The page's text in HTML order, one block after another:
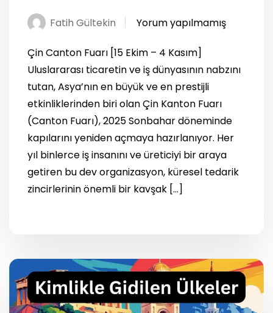
Fatih Gültekin Yorum yapılmamış
Çin Canton Fuarı [15 Ekim – 4 Kasım]
Uluslararası ticaretin ve iş dünyasının nabzını
tutan, Asya’nın en büyük ve en prestijli
etkinliklerinden biri olan Çin Kanton Fuarı
(Canton Fuarı), 2025 Sonbahar döneminde
kapılarını yeniden açmaya hazırlanıyor. Her
yıl binlerce iş insanını ve üreticiyi bir araya
getiren bu dev organizasyon, küresel tedarik
zincirlerinin önemli bir kavşak […]